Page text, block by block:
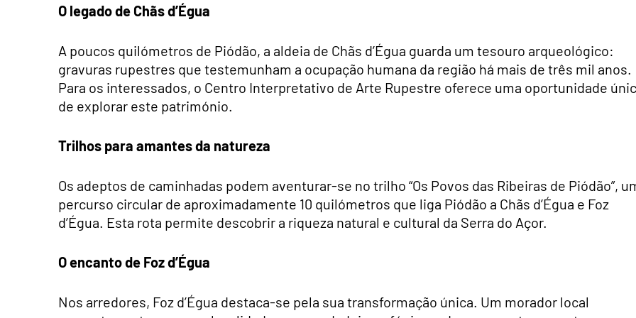
O legado de Chãs d’Égua
A poucos quilómetros de Piódão, a aldeia de Chãs d’Égua guarda um tesouro arqueológico:
gravuras rupestres que testemunham a ocupação humana da região há mais de três mil anos.
Para os interessados, o Centro Interpretativo de Arte Rupestre oferece uma oportunidade
de explorar este património.
Trilhos para amantes da natureza
Os adeptos de caminhadas podem aventurar-se no trilho “Os Povos das Ribeiras de Piódão”,
percurso circular de aproximadamente 10 quilómetros que liga Piódão a Chãs d’Égua e Foz
d’Égua. Esta rota permite descobrir a riqueza natural e cultural da Serra do Açor.
O encanto de Foz d’Égua
Nos arredores, Foz d’Égua destaca-se pela sua transformação única. Um morador local